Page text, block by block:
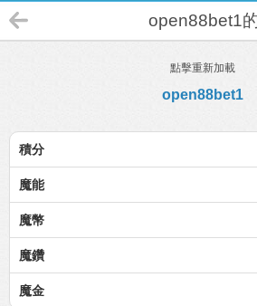
open88bet1
點擊重新加載
open88bet1
積分
魔能
魔幣
魔鑽
魔金